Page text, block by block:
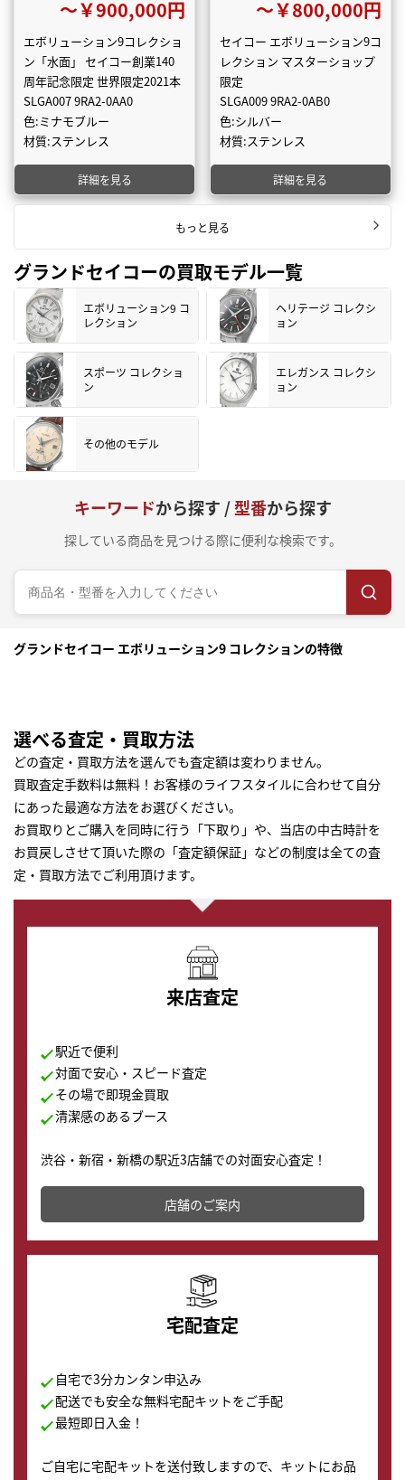
〜￥900,000円
エボリューション9コレクショ
ン「水面」 セイコー創業140
周年記念限定 世界限定2021本
SLGA007 9RA2-0AA0
色:ミナモブルー
材質:ステンレス
詳細を見る
〜￥800,000円
セイコー エボリューション9コ
レクション マスターショップ
限定
SLGA009 9RA2-0AB0
色:シルバー
材質:ステンレス
詳細を見る
もっと見る
グランドセイコーの買取モデル一覧
エボリューション9 コ
レクション
ヘリテージ コレクシ
ョン
スポーツ コレクショ
ン
エレガンス コレクシ
ョン
その他のモデル
キーワードから探す /型番から探す
探している商品を見つける際に便利な検索です。
グランドセイコー エボリューション9 コレクションの特徴
選べる査定・買取方法
どの査定・買取方法を選んでも査定額は変わりません。
買取査定手数料は無料！お客様のライフスタイルに合わせて自分
にあった最適な方法をお選びください。
お買取りとご購入を同時に行う「下取り」や、当店の中古時計を
お買戻しさせて頂いた際の「査定額保証」などの制度は全ての査
定・買取方法でご利用頂けます。
来店査定
駅近で便利
対面で安心・スピード査定
その場で即現金買取
清潔感のあるブース
渋谷・新宿・新橋の駅近3店舗での対面安心査定！
その場で現金買取致します。渋谷本店では、時計販売の
店舗を併設しており、下取りに出してお得に新しい時計
の購入もできます♪
店舗のご案内
宅配査定
自宅で3分カンタン申込み
配送でも安全な無料宅配キットをご手配
最短即日入金！
ご自宅に宅配キットを送付致しますので、キットにお品